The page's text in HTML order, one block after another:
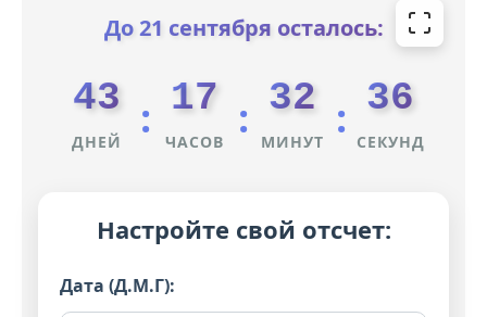
До 21 сентября осталось:
43
ДНЕЙ : 17
ЧАСОВ : 32
МИНУТ : 36
СЕКУНД
Настройте свой отсчет:
Дата (Д.М.Г):